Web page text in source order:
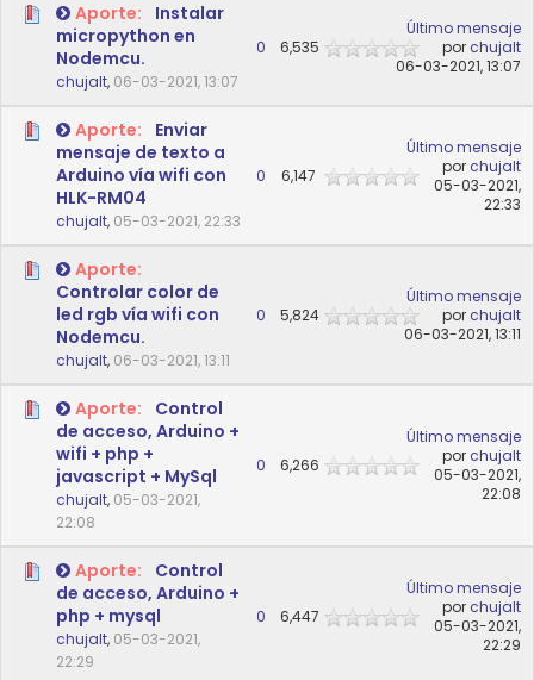
Aporte:
Instalar
micropython en
Nodemcu.
chujalt, 06-03-2021, 13:07
0 6,535
Último mensaje
por chujalt
06-03-2021, 13:07
Aporte:
Enviar
mensaje de texto a
Arduino vía wifi con
HLK-RM04
chujalt, 05-03-2021, 22:33
0 6,147
Último mensaje
por chujalt
05-03-2021,
22:33
Aporte:
Controlar color de
led rgb vía wifi con
Nodemcu.
chujalt, 06-03-2021, 13:11
0 5,824
Último mensaje
por chujalt
06-03-2021, 13:11
Aporte:
Control
de acceso, Arduino +
wifi + php +
javascript + MySql
chujalt, 05-03-2021,
22:08
0 6,266
Último mensaje
por chujalt
05-03-2021,
22:08
Aporte:
Control
de acceso, Arduino +
php + mysql
chujalt, 05-03-2021,
22:29
0 6,447
Último mensaje
por chujalt
05-03-2021,
22:29